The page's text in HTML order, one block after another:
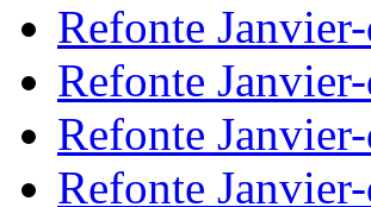
Refonte
Refonte
Refonte
Refonte